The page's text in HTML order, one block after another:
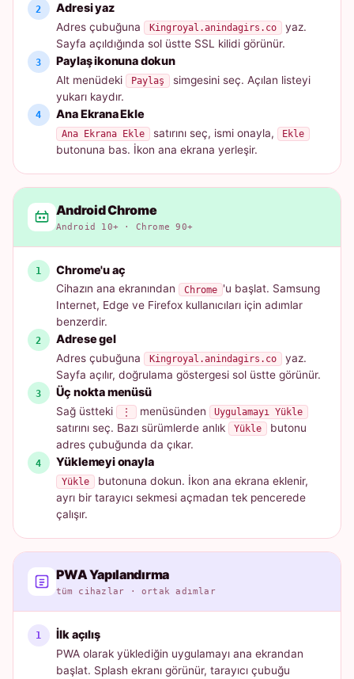
Adresi yaz
Adres çubuğuna Kingroyal.anindagirs.co
yaz.
Sayfa açıldığında sol üstte SSL kilidi görünür.
Paylaş ikonuna dokun
Alt menüdeki Paylaş
simgesini seç. Açılan listeyi
yukarı kaydır.
Ana Ekrana Ekle
Ana Ekrana Ekle satırını seç, ismi onayla, Ekle
butonuna bas. İkon ana ekrana yerleşir.
Android Chrome
Android 10+ · Chrome 90+
Chrome'u aç
Cihazın ana ekranından Chrome 'u başlat. Samsung
Internet, Edge ve Firefox kullanıcıları için adımlar
benzerdir.
Adrese gel
Adres çubuğuna Kingroyal.anindagirs.co
yaz.
Sayfa açılır, doğrulama göstergesi sol üstte görünür.
Üç nokta menüsü
Sağ üstteki ⋮ menüsünden Uygulamayı Yükle
satırını seç. Bazı sürümlerde anlık Yükle
butonu
adres çubuğunda da çıkar.
Yüklemeyi onayla
Yükle
butonuna dokun. İkon ana ekrana eklenir,
ayrı bir tarayıcı sekmesi açmadan tek pencerede
çalışır.
PWA Yapılandırma
tüm cihazlar · ortak adımlar
İlk açılış
PWA olarak yüklediğin uygulamayı ana ekrandan
başlat. Splash ekranı görünür, tarayıcı çubuğu